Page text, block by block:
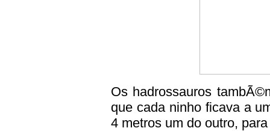
Os hadrossauros
que cada ninho ficava a
4 metros um do outro,